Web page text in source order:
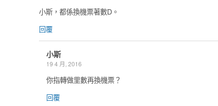
小斯，都係換機票著數D。
回覆
小斯
19 4 月, 2016
你指轉做里數再換機票？
回覆